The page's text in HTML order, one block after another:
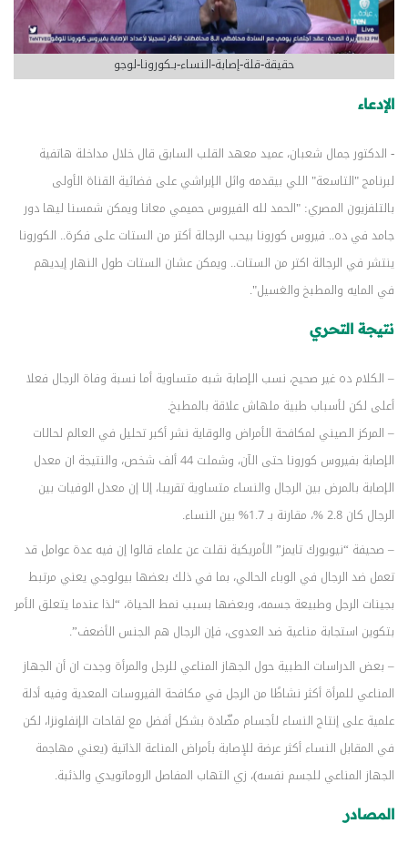
حقيقة-قلة-إصابة-النساء-بـكورونا-لوجو
الإدعاء
- الدكتور جمال شعبان، عميد معهد القلب السابق قال خلال مداخلة هاتفية
لبرنامج "التاسعة" اللي بيقدمه وائل الإبراشي على فضائية القناة الأولى
بالتلفزيون المصري: "الحمد لله الفيروس حميمي معانا ويمكن شمسنا ليها دور
جامد في ده.. فيروس كورونا بيحب الرجالة أكتر من الستات على فكرة.. الكورونا
ينتشر في الرجالة اكتر من الستات.. ويمكن عشان الستات طول النهار إيديهم
في المايه والمطبخ والغسيل".
نتيجة التحري
– الكلام ده غير صحيح، نسب الإصابة شبه متساوية أما نسبة وفاة الرجال فعلا
أعلى لكن لأسباب طبية ملهاش علاقة بالمطبخ.
– المركز الصيني لمكافحة الأمراض والوقاية نشر أكبر تحليل في العالم لحالات
الإصابة بفيروس كورونا حتى الآن، وشملت 44 ألف شخص، والنتيجة ان معدل
الإصابة بالمرض بين الرجال والنساء متساوية تقريبا، إلا إن معدل الوفيات بين
الرجال كان 2.8 %، مقارنة بـ 1.7% بين النساء.
– صحيفة “نيويورك تايمز” الأمريكية نقلت عن علماء قالوا إن فيه عدة عوامل قد
تعمل ضد الرجال في الوباء الحالي، بما في ذلك بعضها بيولوجي يعني مرتبط
بجينات الرجل وطبيعة جسمه، وبعضها بسبب نمط الحياة، “لذا عندما يتعلق الأمر
بتكوين استجابة مناعية ضد العدوى، فإن الرجال هم الجنس الأضعف”.
– بعض الدراسات الطبية حول الجهاز المناعي للرجل والمرأة وجدت ان أن الجهاز
المناعي للمرأة أكثر نشاطًا من الرجل في مكافحة الفيروسات المعدية وفيه أدلة
علمية على إنتاج النساء لأجسام مضّادة بشكل أفضل مع لقاحات الإنفلونزا، لكن
في المقابل النساء أكثر عرضة للإصابة بأمراض المناعة الذاتية (يعني مهاجمة
الجهاز المناعي للجسم نفسه)، زي التهاب المفاصل الروماتويدي والذئبة.
المصادر